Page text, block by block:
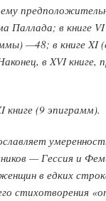
Паллада; в книге
—48; в книге XI
в XVI книге,
книге (9 эпиграмм).
— Гессия и
в едких
стихотворения